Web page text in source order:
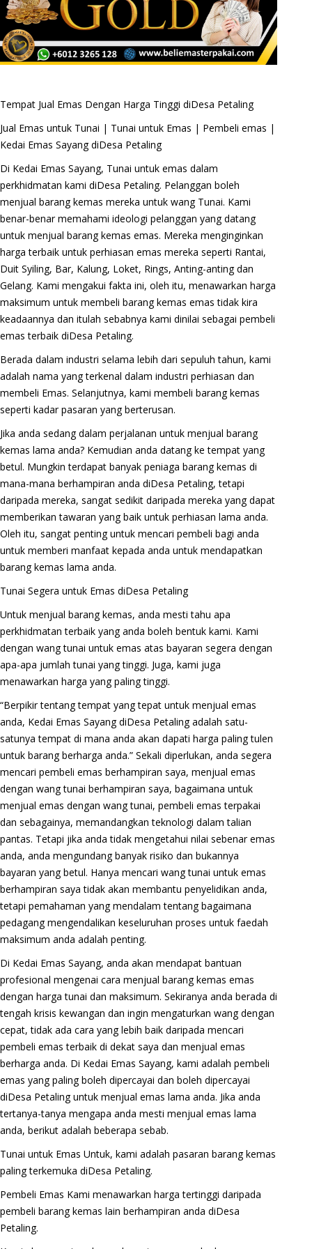
Tempat Jual Emas Dengan Harga Tinggi diDesa Petaling
Jual Emas untuk Tunai | Tunai untuk Emas | Pembeli emas |
Kedai Emas Sayang diDesa Petaling
Di Kedai Emas Sayang, Tunai untuk emas dalam
perkhidmatan kami diDesa Petaling. Pelanggan boleh
menjual barang kemas mereka untuk wang Tunai. Kami
benar-benar memahami ideologi pelanggan yang datang
untuk menjual barang kemas emas. Mereka menginginkan
harga terbaik untuk perhiasan emas mereka seperti Rantai,
Duit Syiling, Bar, Kalung, Loket, Rings, Anting-anting dan
Gelang. Kami mengakui fakta ini, oleh itu, menawarkan harga
maksimum untuk membeli barang kemas emas tidak kira
keadaannya dan itulah sebabnya kami dinilai sebagai pembeli
emas terbaik diDesa Petaling.
Berada dalam industri selama lebih dari sepuluh tahun, kami
adalah nama yang terkenal dalam industri perhiasan dan
membeli Emas. Selanjutnya, kami membeli barang kemas
seperti kadar pasaran yang berterusan.
Jika anda sedang dalam perjalanan untuk menjual barang
kemas lama anda? Kemudian anda datang ke tempat yang
betul. Mungkin terdapat banyak peniaga barang kemas di
mana-mana berhampiran anda diDesa Petaling, tetapi
daripada mereka, sangat sedikit daripada mereka yang dapat
memberikan tawaran yang baik untuk perhiasan lama anda.
Oleh itu, sangat penting untuk mencari pembeli bagi anda
untuk memberi manfaat kepada anda untuk mendapatkan
barang kemas lama anda.
Tunai Segera untuk Emas diDesa Petaling
Untuk menjual barang kemas, anda mesti tahu apa
perkhidmatan terbaik yang anda boleh bentuk kami. Kami
dengan wang tunai untuk emas atas bayaran segera dengan
apa-apa jumlah tunai yang tinggi. Juga, kami juga
menawarkan harga yang paling tinggi.
“Berpikir tentang tempat yang tepat untuk menjual emas
anda, Kedai Emas Sayang diDesa Petaling adalah satu-
satunya tempat di mana anda akan dapati harga paling tulen
untuk barang berharga anda.” Sekali diperlukan, anda segera
mencari pembeli emas berhampiran saya, menjual emas
dengan wang tunai berhampiran saya, bagaimana untuk
menjual emas dengan wang tunai, pembeli emas terpakai
dan sebagainya, memandangkan teknologi dalam talian
pantas. Tetapi jika anda tidak mengetahui nilai sebenar emas
anda, anda mengundang banyak risiko dan bukannya
bayaran yang betul. Hanya mencari wang tunai untuk emas
berhampiran saya tidak akan membantu penyelidikan anda,
tetapi pemahaman yang mendalam tentang bagaimana
pedagang mengendalikan keseluruhan proses untuk faedah
maksimum anda adalah penting.
Di Kedai Emas Sayang, anda akan mendapat bantuan
profesional mengenai cara menjual barang kemas emas
dengan harga tunai dan maksimum. Sekiranya anda berada di
tengah krisis kewangan dan ingin mengaturkan wang dengan
cepat, tidak ada cara yang lebih baik daripada mencari
pembeli emas terbaik di dekat saya dan menjual emas
berharga anda. Di Kedai Emas Sayang, kami adalah pembeli
emas yang paling boleh dipercayai dan boleh dipercayai
diDesa Petaling untuk menjual emas lama anda. Jika anda
tertanya-tanya mengapa anda mesti menjual emas lama
anda, berikut adalah beberapa sebab.
Tunai untuk Emas Untuk, kami adalah pasaran barang kemas
paling terkemuka diDesa Petaling.
Pembeli Emas Kami menawarkan harga tertinggi daripada
pembeli barang kemas lain berhampiran anda diDesa
Petaling.